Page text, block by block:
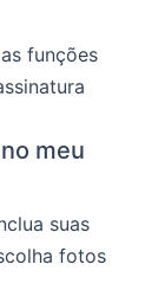
funções
meu
suas
fotos